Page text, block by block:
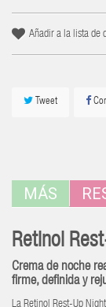
Añadir a la lista de
Tweet
MÁS
Retinol
Crema de noche
firme, definida y
La Retinol Rest-Up